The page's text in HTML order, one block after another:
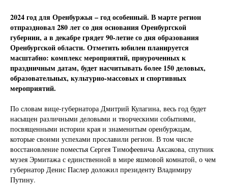
2024 год для Оренбуржья – год особенный. В марте регион
отпраздновал 280 лет со дня основания Оренбургской
губернии, а в декабре грядет 90-летие со дня образования
Оренбургской области. Отметить юбилеи планируется
масштабно: комплекс мероприятий, приуроченных к
праздничным датам, будет насчитывать более 150 деловых,
образовательных, культурно-массовых и спортивных
мероприятий.
По словам вице-губернатора Дмитрий Кулагина, весь год будет
насыщен различными деловыми и творческими событиями,
посвященными истории края и знаменитым оренбуржцам,
которые своими успехами прославили регион. В том числе
восстановление поместья Сергея Тимофеевича Аксакова, спутник
музея Эрмитажа с единственной в мире яшмовой комнатой, о чем
губернатор Денис Паслер доложил президенту Владимиру
Путину.